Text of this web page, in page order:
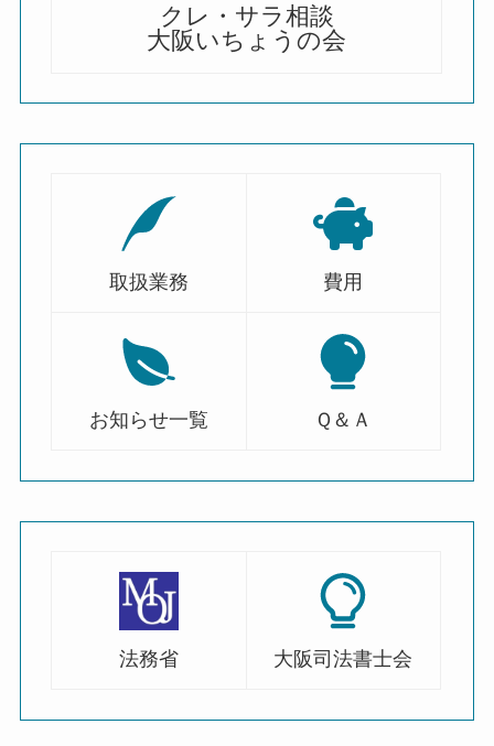
クレ・サラ相談
大阪いちょうの会
取扱業務 費用
お知らせ一覧 Ｑ＆Ａ
法務省 大阪司法書士会